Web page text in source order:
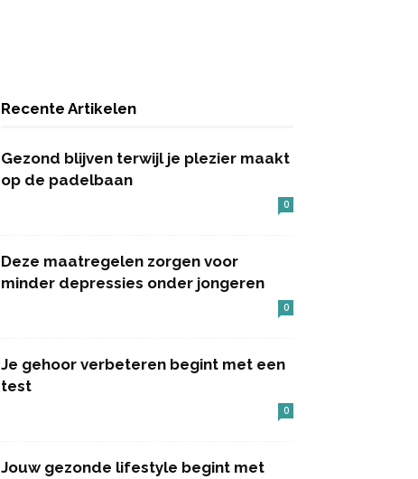
Recente Artikelen
Gezond blijven terwijl je plezier maakt
op de padelbaan
0
Deze maatregelen zorgen voor
minder depressies onder jongeren
0
Je gehoor verbeteren begint met een
test
0
Jouw gezonde lifestyle begint met